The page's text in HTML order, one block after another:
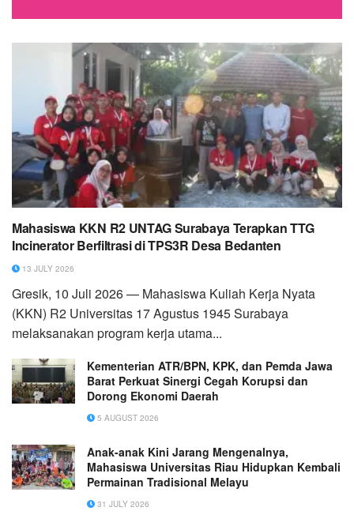
Mahasiswa KKN R2 UNTAG Surabaya Terapkan TTG
Incinerator Berfiltrasi di TPS3R Desa Bedanten
13 JULY 2026
Gresik, 10 Juli 2026 — Mahasiswa Kuliah Kerja Nyata
(KKN) R2 Universitas 17 Agustus 1945 Surabaya
melaksanakan program kerja utama...
Kementerian ATR/BPN, KPK, dan Pemda Jawa
Barat Perkuat Sinergi Cegah Korupsi dan
Dorong Ekonomi Daerah
5 AUGUST 2026
Anak-anak Kini Jarang Mengenalnya,
Mahasiswa Universitas Riau Hidupkan Kembali
Permainan Tradisional Melayu
31 JULY 2026